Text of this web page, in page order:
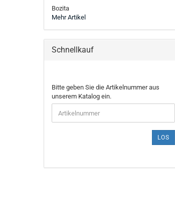
Bozita
Mehr Artikel
Schnellkauf
BITTE
GEBEN
SIE
DIE
ARTIKELNUMMER
Bitte geben Sie die Artikelnummer aus
unserem Katalog ein.
LOS